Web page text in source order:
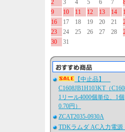
2
3 4 5 6 7
9
10 11 12 13 14
16
17 18 19 20 21
23
24 25 26 27 28
30
31
【中止品】
C1608JB1H103KT（
1リール4000個単位、1個
0.70円）
ZCAT2035-0930A
TDKラムダ AC入力電源